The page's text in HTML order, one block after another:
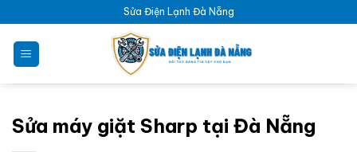
Sửa Điện Lạnh Đà Nẵng
Sửa máy giặt Sharp tại Đà Nẵng